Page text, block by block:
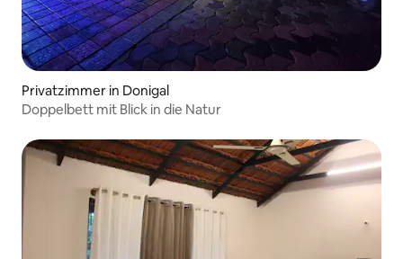
Privatzimmer in Donigal
Doppelbett mit Blick in die Natur